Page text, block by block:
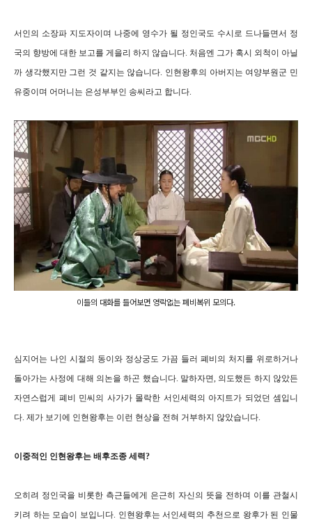
서인의 소장파 지도자이며 나중에 영수가 될 정인국도 수시로 드나들면서 정
국의 향방에 대한 보고를 게을리 하지 않습니다. 처음엔 그가 혹시 외척이 아닐
까 생각했지만 그런 것 같지는 않습니다. 인현왕후의 아버지는 여양부원군 민
유중이며 어머니는 은성부부인 송씨라고 합니다.
이들의 대화를 들어보면 영락없는 폐비복위 모의다.
심지어는 나인 시절의 동이와 정상궁도 가끔 들러 폐비의 처지를 위로하거나
돌아가는 사정에 대해 의논을 하곤 했습니다. 말하자면, 의도했든 하지 않았든
자연스럽게 폐비 민씨의 사가가 몰락한 서인세력의 아지트가 되었던 셈입니
다. 제가 보기에 인현왕후는 이런 현상을 전혀 거부하지 않았습니다.
이중적인 인현왕후는 배후조종 세력?
오히려 정인국을 비롯한 측근들에게 은근히 자신의 뜻을 전하며 이를 관철시
키려 하는 모습이 보입니다. 인현왕후는 서인세력의 추천으로 왕후가 된 인물